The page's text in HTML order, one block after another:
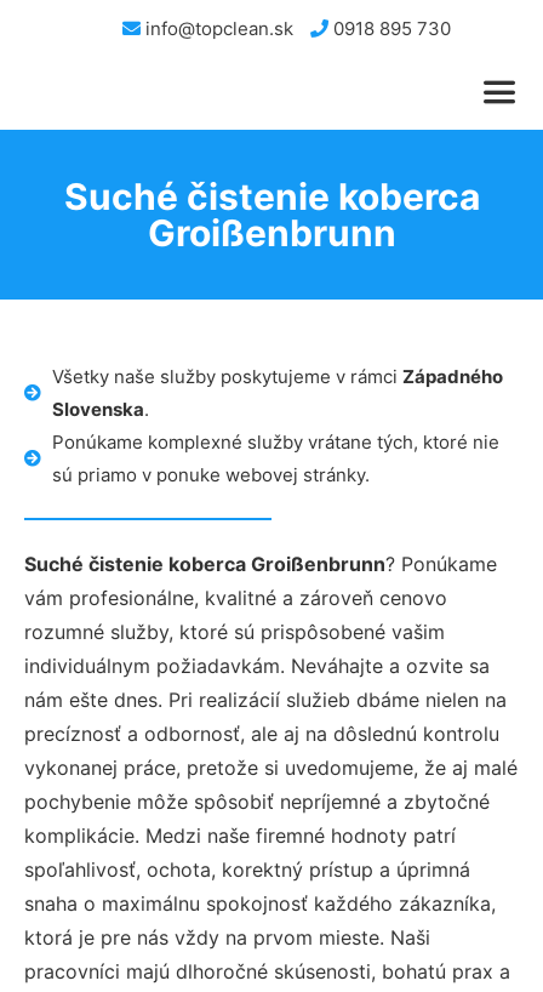
info@topclean.sk 0918 895 730
Suché čistenie koberca
Groißenbrunn
Všetky naše služby poskytujeme v rámci Západného
Slovenska.
Ponúkame komplexné služby vrátane tých, ktoré nie
sú priamo v ponuke webovej stránky.
Suché čistenie koberca Groißenbrunn? Ponúkame
vám profesionálne, kvalitné a zároveň cenovo
rozumné služby, ktoré sú prispôsobené vašim
individuálnym požiadavkám. Neváhajte a ozvite sa
nám ešte dnes. Pri realizácií služieb dbáme nielen na
precíznosť a odbornosť, ale aj na dôslednú kontrolu
vykonanej práce, pretože si uvedomujeme, že aj malé
pochybenie môže spôsobiť nepríjemné a zbytočné
komplikácie. Medzi naše firemné hodnoty patrí
spoľahlivosť, ochota, korektný prístup a úprimná
snaha o maximálnu spokojnosť každého zákazníka,
ktorá je pre nás vždy na prvom mieste. Naši
pracovníci majú dlhoročné skúsenosti, bohatú prax a